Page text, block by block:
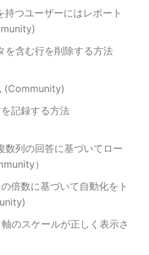
つユーザーにはレポート
含む行を削除する方法
(Community)
記録する方法
列の回答に基づいてロー
）
倍数に基づいて自動化をト
のスケールが正しく表示さ